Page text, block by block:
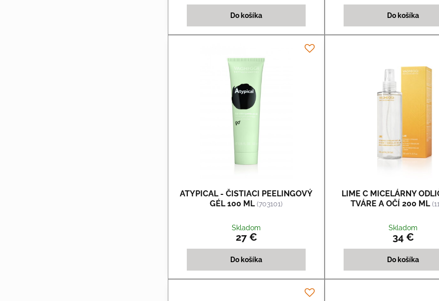
Do košíka Do košíka
ATYPICAL - ČISTIACI PEELINGOVÝ
GÉL 100 ML (703101)
Skladom
27 €
Do košíka
LIME C MICELÁRNY
TVÁRE A OČÍ 200 ML
Skladom
34 €
Do košíka